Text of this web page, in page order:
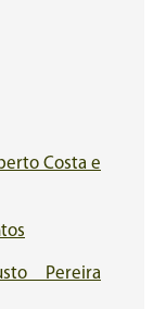
Costa e
Pereira